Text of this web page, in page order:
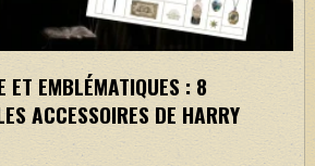
ET EMBLÉMATIQUES : 8
ACCESSOIRES DE HARRY